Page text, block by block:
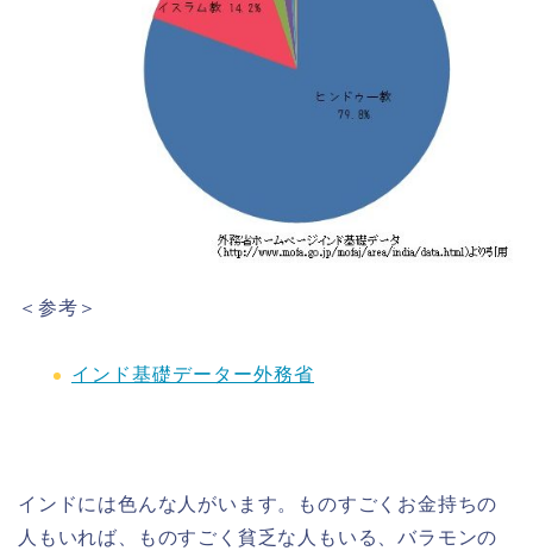
＜参考＞
インド基礎データー外務省
インドには色んな人がいます。ものすごくお金持ちの
人もいれば、ものすごく貧乏な人もいる、バラモンの